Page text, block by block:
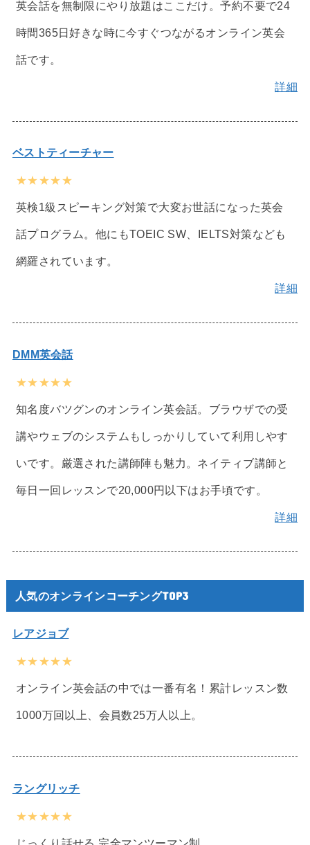
英会話を無制限にやり放題はここだけ。予約不要で24
時間365日好きな時に今すぐつながるオンライン英会
話です。
詳細
ベストティーチャー
★★★★★
英検1級スピーキング対策で大変お世話になった英会
話プログラム。他にもTOEIC SW、IELTS対策なども
網羅されています。
詳細
DMM英会話
★★★★★
知名度バツグンのオンライン英会話。ブラウザでの受
講やウェブのシステムもしっかりしていて利用しやす
いです。厳選された講師陣も魅力。ネイティブ講師と
毎日一回レッスンで20,000円以下はお手頃です。
詳細
人気のオンラインコーチングTOP3
レアジョブ
★★★★★
オンライン英会話の中では一番有名！累計レッスン数
1000万回以上、会員数25万人以上。
ラングリッチ
★★★★★